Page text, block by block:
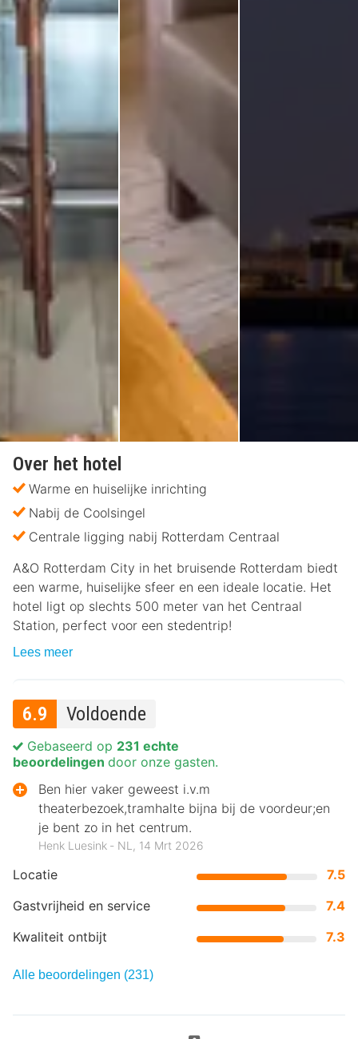
Over het hotel
Warme en huiselijke inrichting
Nabij de Coolsingel
Centrale ligging nabij Rotterdam Centraal
A&O Rotterdam City in het bruisende Rotterdam biedt
een warme, huiselijke sfeer en een ideale locatie. Het
hotel ligt op slechts 500 meter van het Centraal
Station, perfect voor een stedentrip!
Lees meer
6.9 Voldoende
Locatie
7.5
Gastvrijheid en service
7.4
Kwaliteit ontbijt
7.3
Gebaseerd op 231 echte
beoordelingen door onze gasten.
Ben hier vaker geweest i.v.m
theaterbezoek,tramhalte bijna bij de voordeur;en
je bent zo in het centrum.
Henk Luesink ‐ NL, 14 Mrt 2026
Alle beoordelingen (231)